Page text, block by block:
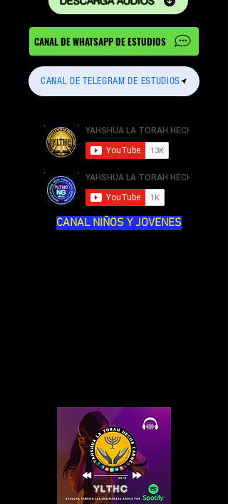
CANAL DE WHATSAPP DE ESTUDIOS
CANAL DE TELEGRAM DE ESTUDIOS
CANAL NIÑOS Y JOVENES